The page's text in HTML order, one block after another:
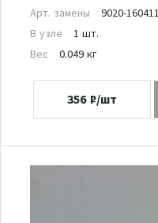
Арт. замены
9020-160411
В узле
1 шт.
Вес
0.049 кг
356 ₽/шт